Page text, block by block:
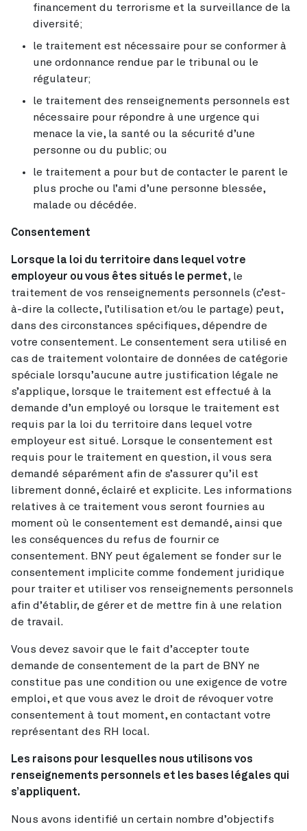
financement du terrorisme et la surveillance de la
diversité;
le traitement est nécessaire pour se conformer à
une ordonnance rendue par le tribunal ou le
régulateur;
le traitement des renseignements personnels est
nécessaire pour répondre à une urgence qui
menace la vie, la santé ou la sécurité d’une
personne ou du public; ou
le traitement a pour but de contacter le parent le
plus proche ou l’ami d’une personne blessée,
malade ou décédée.
Consentement
Lorsque la loi du territoire dans lequel votre
employeur ou vous êtes situés le permet, le
traitement de vos renseignements personnels (c’est-
à-dire la collecte, l’utilisation et/ou le partage) peut,
dans des circonstances spécifiques, dépendre de
votre consentement. Le consentement sera utilisé en
cas de traitement volontaire de données de catégorie
spéciale lorsqu’aucune autre justification légale ne
s’applique, lorsque le traitement est effectué à la
demande d’un employé ou lorsque le traitement est
requis par la loi du territoire dans lequel votre
employeur est situé. Lorsque le consentement est
requis pour le traitement en question, il vous sera
demandé séparément afin de s’assurer qu’il est
librement donné, éclairé et explicite. Les informations
relatives à ce traitement vous seront fournies au
moment où le consentement est demandé, ainsi que
les conséquences du refus de fournir ce
consentement. BNY peut également se fonder sur le
consentement implicite comme fondement juridique
pour traiter et utiliser vos renseignements personnels
afin d’établir, de gérer et de mettre fin à une relation
de travail.
Vous devez savoir que le fait d’accepter toute
demande de consentement de la part de BNY ne
constitue pas une condition ou une exigence de votre
emploi, et que vous avez le droit de révoquer votre
consentement à tout moment, en contactant votre
représentant des RH local.
Les raisons pour lesquelles nous utilisons vos
renseignements personnels et les bases légales qui
s’appliquent.
Nous avons identifié un certain nombre d’objectifs